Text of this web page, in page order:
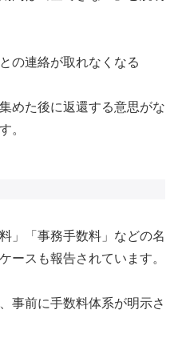
の連絡が取れなくなる
めた後に返還する意思がな
。
」「事務手数料」などの名
ースも報告されています。
事前に手数料体系が明示さ